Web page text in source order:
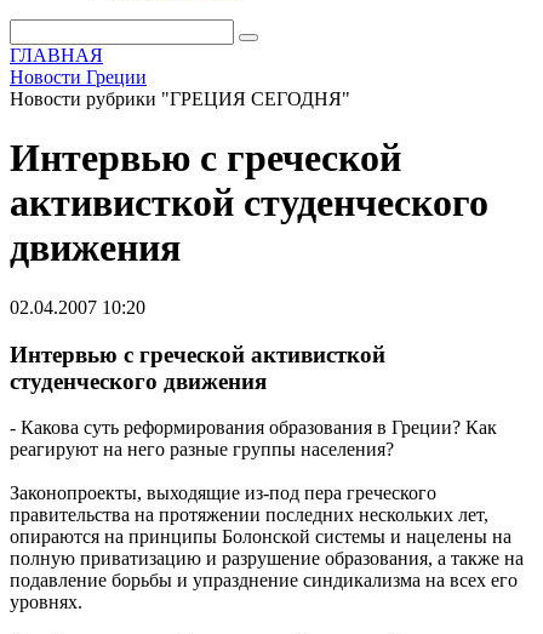
ГЛАВНАЯ
Новости Греции
Новости рубрики "ГРЕЦИЯ СЕГОДНЯ"
Интервью с греческой
активисткой студенческого
движения
02.04.2007 10:20
Интервью с греческой активисткой
студенческого движения
- Какова суть реформирования образования в Греции? Как
реагируют на него разные группы населения?
Законопроекты, выходящие из-под пера греческого
правительства на протяжении последних нескольких лет,
опираются на принципы Болонской системы и нацелены на
полную приватизацию и разрушение образования, а также на
подавление борьбы и упразднение синдикализма на всех его
уровнях.